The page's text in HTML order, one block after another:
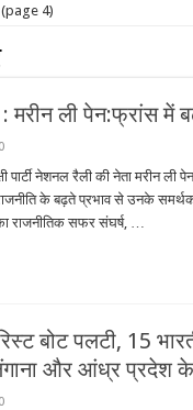
(page 4)
मरीन ली पेन:फ्रांस में
0
पार्टी नेशनल रैली की नेता मरीन
के बढ़ते प्रभाव से उनके
राजनीतिक सफर संघर्ष, …
बोट पलटी, 15
और आंध्र प्रदेश
0